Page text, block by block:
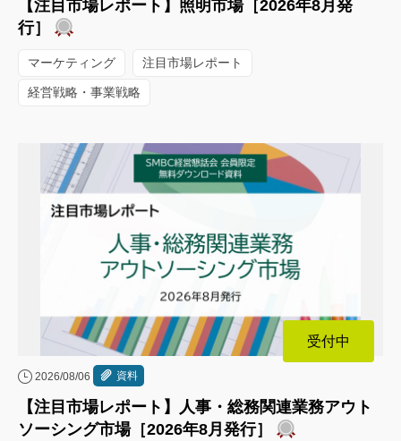
【注目市場レポート】照明市場［2026年8月発
行］
マーケティング 注目市場レポート
経営戦略・事業戦略
受付中
2026/08/06 資料
【注目市場レポート】人事・総務関連業務アウト
ソーシング市場［2026年8月発行］